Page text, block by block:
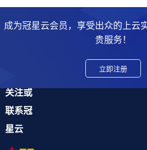
成为冠星云会员，享受出众的上云
贵服务！
立即注册
关注或
联系冠
星云